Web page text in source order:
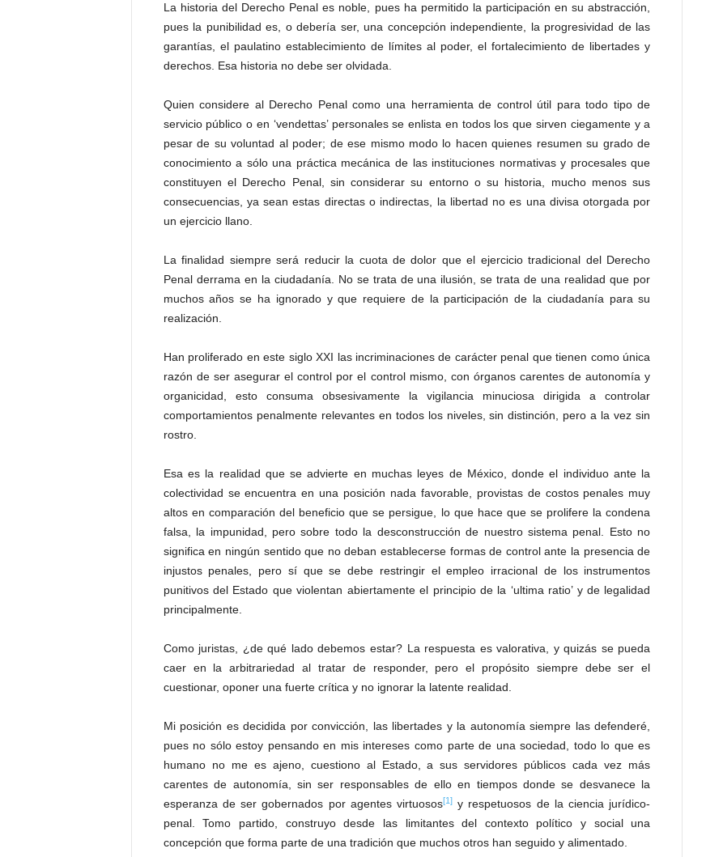
La historia del Derecho Penal es noble, pues ha permitido la participación en su abstracción,
pues la punibilidad es, o debería ser, una concepción independiente, la progresividad de las
garantías, el paulatino establecimiento de límites al poder, el fortalecimiento de libertades y
derechos. Esa historia no debe ser olvidada.
Quien considere al Derecho Penal como una herramienta de control útil para todo tipo de
servicio público o en ‘vendettas’ personales se enlista en todos los que sirven ciegamente y a
pesar de su voluntad al poder; de ese mismo modo lo hacen quienes resumen su grado de
conocimiento a sólo una práctica mecánica de las instituciones normativas y procesales que
constituyen el Derecho Penal, sin considerar su entorno o su historia, mucho menos sus
consecuencias, ya sean estas directas o indirectas, la libertad no es una divisa otorgada por
un ejercicio llano.
La finalidad siempre será reducir la cuota de dolor que el ejercicio tradicional del Derecho
Penal derrama en la ciudadanía. No se trata de una ilusión, se trata de una realidad que por
muchos años se ha ignorado y que requiere de la participación de la ciudadanía para su
realización.
Han proliferado en este siglo XXI las incriminaciones de carácter penal que tienen como única
razón de ser asegurar el control por el control mismo, con órganos carentes de autonomía y
organicidad, esto consuma obsesivamente la vigilancia minuciosa dirigida a controlar
comportamientos penalmente relevantes en todos los niveles, sin distinción, pero a la vez sin
rostro.
Esa es la realidad que se advierte en muchas leyes de México, donde el individuo ante la
colectividad se encuentra en una posición nada favorable, provistas de costos penales muy
altos en comparación del beneficio que se persigue, lo que hace que se prolifere la condena
falsa, la impunidad, pero sobre todo la desconstrucción de nuestro sistema penal. Esto no
significa en ningún sentido que no deban establecerse formas de control ante la presencia de
injustos penales, pero sí que se debe restringir el empleo irracional de los instrumentos
punitivos del Estado que violentan abiertamente el principio de la ‘ultima ratio’ y de legalidad
principalmente.
Como juristas, ¿de qué lado debemos estar? La respuesta es valorativa, y quizás se pueda
caer en la arbitrariedad al tratar de responder, pero el propósito siempre debe ser el
cuestionar, oponer una fuerte crítica y no ignorar la latente realidad.
Mi posición es decidida por convicción, las libertades y la autonomía siempre las defenderé,
pues no sólo estoy pensando en mis intereses como parte de una sociedad, todo lo que es
humano no me es ajeno, cuestiono al Estado, a sus servidores públicos cada vez más
carentes de autonomía, sin ser responsables de ello en tiempos donde se desvanece la
esperanza de ser gobernados por agentes virtuosos[1] y respetuosos de la ciencia jurídico-
penal. Tomo partido, construyo desde las limitantes del contexto político y social una
concepción que forma parte de una tradición que muchos otros han seguido y alimentado.